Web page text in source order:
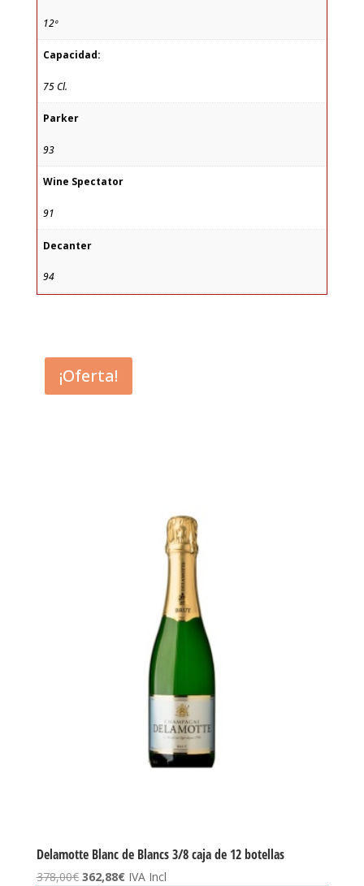
12º
Capacidad:
75 Cl.
Parker
93
Wine Spectator
91
Decanter
94
¡Oferta!
Delamotte Blanc de Blancs 3/8 caja de 12 botellas
378,00€ El
362,88€ElIVA Incl